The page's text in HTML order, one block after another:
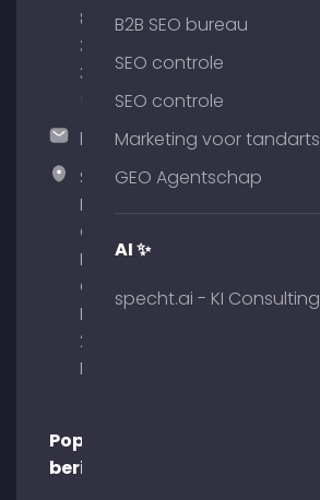
89
380
375
hallo@timospecht.de
Specht
Marketing
GmbH –
Palais am
Obelisk
Briennerstr.
29 80333
München
Populaire
berichten
B2B SEO bureau
SEO controle
SEO controle
Marketing voor
GEO Agentschap
AI ✨
specht.ai - KI